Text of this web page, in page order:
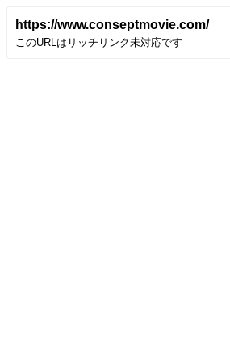
https://www.conseptmovie.com/
このURLはリッチリンク未対応です